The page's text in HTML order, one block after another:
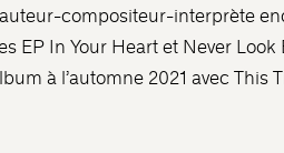
compositeur-interprète
EP In Your Heart et Never Look
à l’automne 2021 avec This